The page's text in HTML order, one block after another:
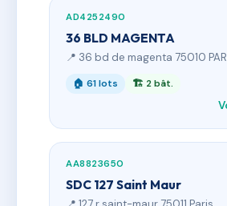
AD4252490
36 BLD MAGENTA
📍 36 bd de magenta 75010
🏠 61 lots 🏗 2 bât.
AA8823650
SDC 127 Saint Maur